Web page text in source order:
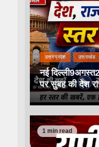
उत्तर प्रदेश उत्तराखंड
नई
पर सुबह की देश
1 min read